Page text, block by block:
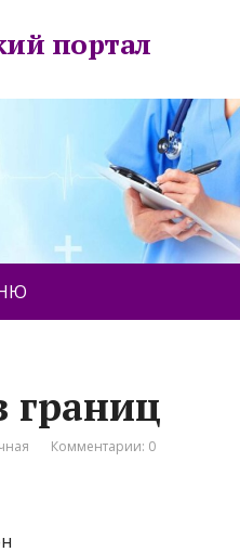
портал
границ
Комментарии: 0